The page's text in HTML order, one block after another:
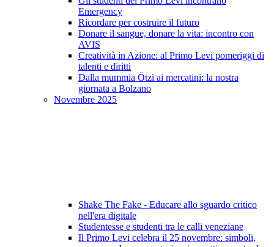
Emergency
Ricordare per costruire il futuro
Donare il sangue, donare la vita: incontro con
AVIS
Creatività in Azione: al Primo Levi pomeriggi di
talenti e diritti
Dalla mummia Ötzi ai mercatini: la nostra
giornata a Bolzano
Novembre 2025
Shake The Fake - Educare allo sguardo critico
nell'era digitale
Studentesse e studenti tra le calli veneziane
Il Primo Levi celebra il 25 novembre: simboli,